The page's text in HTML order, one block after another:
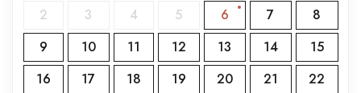
2
3 4 5 6 7
8
9
10 11 12 13 14
15
16
17 18 19 20 21
22